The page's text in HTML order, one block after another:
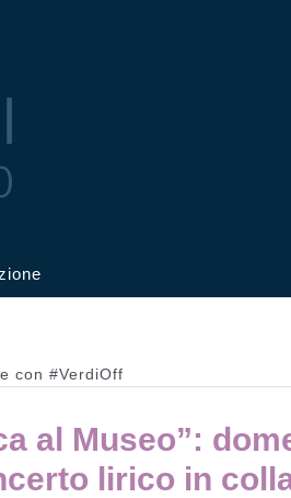
con #VerdiOff
al Museo”:
lirico in